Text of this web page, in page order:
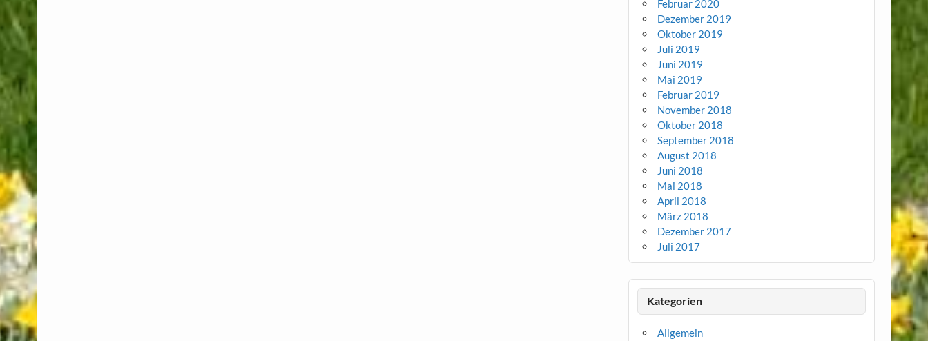
Februar 2020
Dezember 2019
Oktober 2019
Juli 2019
Juni 2019
Mai 2019
Februar 2019
November 2018
Oktober 2018
September 2018
August 2018
Juni 2018
Mai 2018
April 2018
März 2018
Dezember 2017
Juli 2017
Kategorien
Allgemein